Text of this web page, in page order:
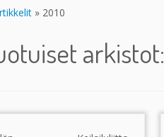
» 2010
arkistot: